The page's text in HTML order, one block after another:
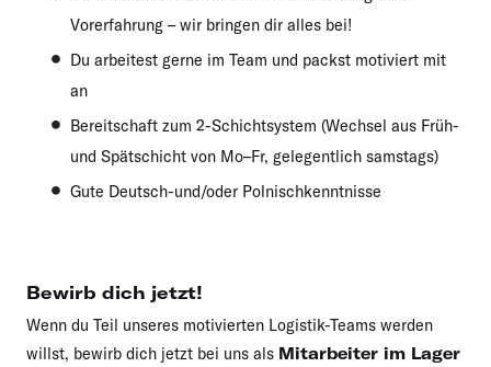
Vorerfahrung – wir bringen dir alles bei!
Du arbeitest gerne im Team und packst motiviert mit
an
Bereitschaft zum 2-Schichtsystem (Wechsel aus Früh-
und Spätschicht von Mo–Fr, gelegentlich samstags)
Gute Deutsch-und/oder Polnischkenntnisse
Bewirb dich jetzt!
Wenn du Teil unseres motivierten Logistik-Teams werden
willst, bewirb dich jetzt bei uns als Mitarbeiter im Lager